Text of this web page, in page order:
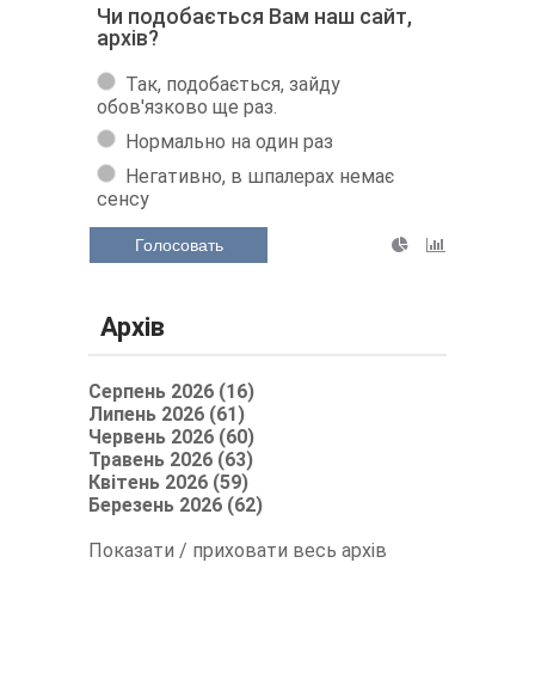
Чи подобається Вам наш сайт,
архів?
Так, подобається, зайду
обов'язково ще раз.
Нормально на один раз
Негативно, в шпалерах немає
сенсу
Голосовать
Архів
Серпень 2026 (16)
Липень 2026 (61)
Червень 2026 (60)
Травень 2026 (63)
Квітень 2026 (59)
Березень 2026 (62)
Показати / приховати весь архів